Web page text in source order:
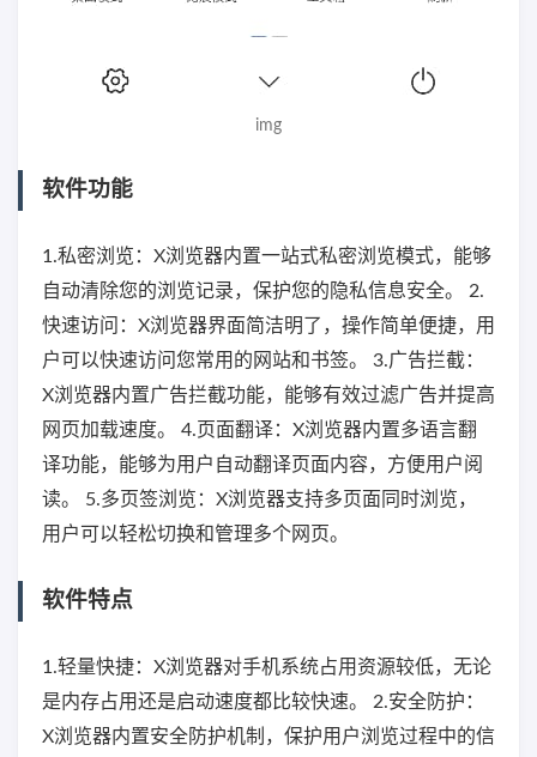
img
软件功能
1.私密浏览：X浏览器内置一站式私密浏览模式，能够
自动清除您的浏览记录，保护您的隐私信息安全。 2.
快速访问：X浏览器界面简洁明了，操作简单便捷，用
户可以快速访问您常用的网站和书签。 3.广告拦截：
X浏览器内置广告拦截功能，能够有效过滤广告并提高
网页加载速度。 4.页面翻译：X浏览器内置多语言翻
译功能，能够为用户自动翻译页面内容，方便用户阅
读。 5.多页签浏览：X浏览器支持多页面同时浏览，
用户可以轻松切换和管理多个网页。
软件特点
1.轻量快捷：X浏览器对手机系统占用资源较低，无论
是内存占用还是启动速度都比较快速。 2.安全防护：
X浏览器内置安全防护机制，保护用户浏览过程中的信